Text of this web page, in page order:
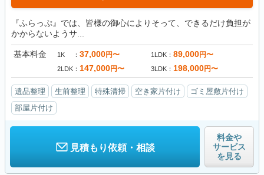
『ふらっぷ』では、皆様の御心によりそって、できるだけ負担が
かからないようサ...
基本料金 1K 37,000円〜 1LDK 89,000円〜
2LDK 147,000円〜 3LDK 198,000円〜
遺品整理 生前整理 特殊清掃 空き家片付け
ゴミ屋敷片付け
部屋片付け
見積もり依頼・相談
料金や
サービス
を見る